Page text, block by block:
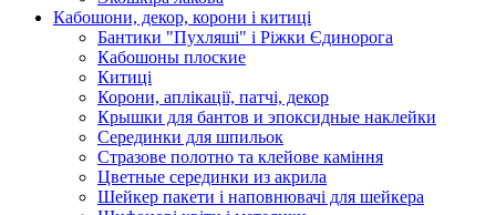
Кабошони, декор, корони і китиці
Бантики "Пухляші" і Ріжки Єдинорога
Кабошоны плоские
Китиці
Корони, аплікації, патчі, декор
Крышки для бантов и эпоксидные наклейки
Серединки для шпильок
Стразове полотно та клейове каміння
Цветные серединки из акрила
Шейкер пакети і наповнювачі для шейкера